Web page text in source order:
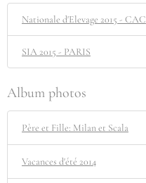
Nationale d'Elevage 2015 - CAC
SIA 2015 - PARIS
Album photos
Père et Fille: Milan et Scala
Vacances d'été 2014